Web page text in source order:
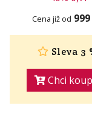
Cena již od
Sleva 3
Chci